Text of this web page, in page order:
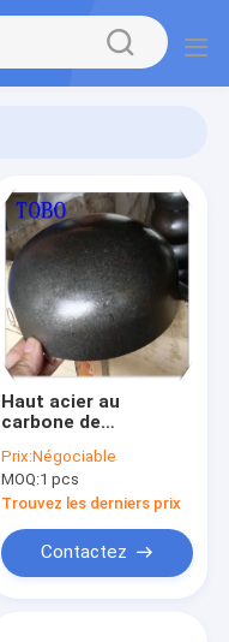
Haut acier au
carbone de
inoxydable de tuyau
d'acier de 2 pouces,
montures de tube
Prix:Négociable
MOQ:1 pcs
Trouvez les derniers prix
Contactez